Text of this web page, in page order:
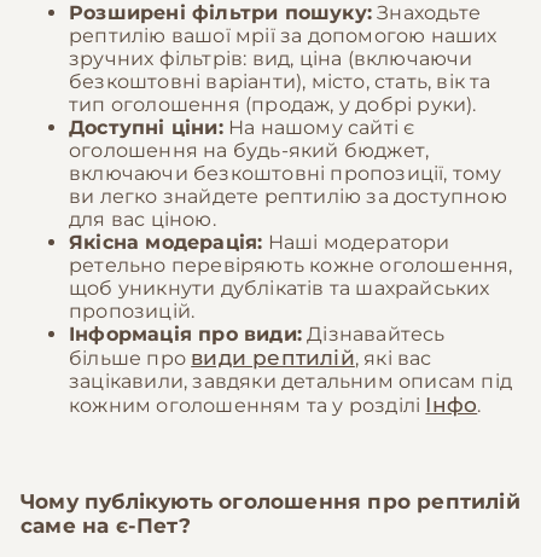
Розширені фільтри пошуку: Знаходьте
рептилію вашої мрії за допомогою наших
зручних фільтрів: вид, ціна (включаючи
безкоштовні варіанти), місто, стать, вік та
тип оголошення (продаж, у добрі руки).
Доступні ціни:На нашому сайті є
оголошення на будь-який бюджет,
включаючи безкоштовні пропозиції, тому
ви легко знайдете рептилію за доступною
для вас ціною.
Якісна модерація: Наші модератори
ретельно перевіряють кожне оголошення,
щоб уникнути дублікатів та шахрайських
пропозицій.
Інформація про види: Дізнавайтесь
більше про види рептилій, які вас
зацікавили, завдяки детальним описам під
кожним оголошенням та у розділі Інфо.
Чому публікують оголошення про рептилій
саме на є-Пет?